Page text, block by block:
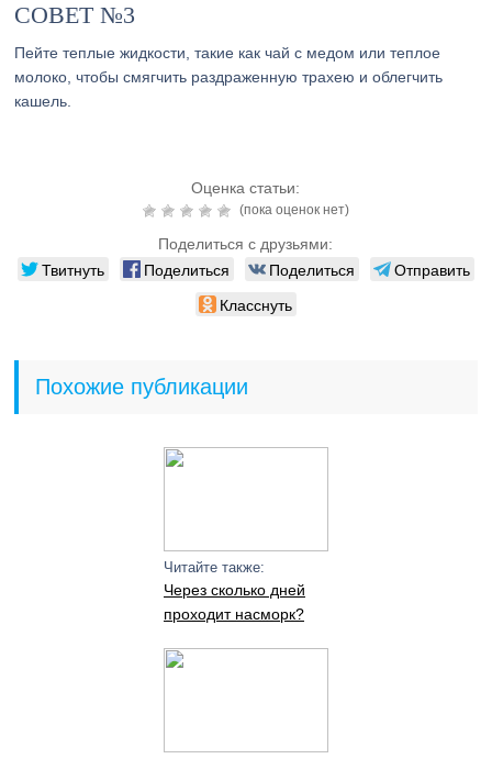
СОВЕТ №3
Пейте теплые жидкости, такие как чай с медом или теплое
молоко, чтобы смягчить раздраженную трахею и облегчить
кашель.
Оценка статьи:
(пока оценок нет)
Поделиться с друзьями:
Твитнуть Поделиться Поделиться
Отправить
Класснуть
Похожие публикации
Читайте также:
Через сколько дней
проходит насморк?